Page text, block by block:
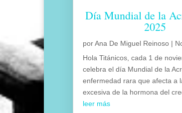
Día Mundial de la
2025
porAna De Miguel Reinoso |
Hola Titánicos, cada 1 de
celebra el día Mundial de la
enfermedad rara que afecta a
excesiva de la hormona del
leer más